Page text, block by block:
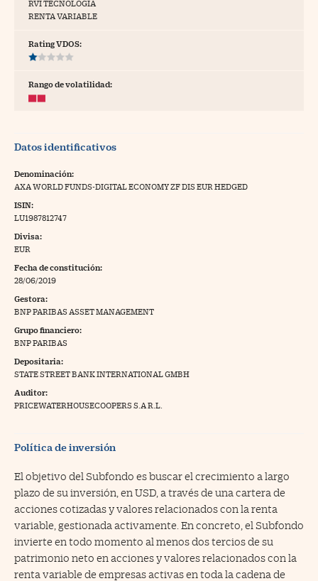
Pyme
Trading
a Cinco Días
RVI TECNOLOGÍA
RENTA VARIABLE
Rating VDOS:
Rango de volatilidad:
Datos identificativos
Denominación:
AXA WORLD FUNDS-DIGITAL ECONOMY ZF DIS EUR HEDGED
ISIN:
LU1987812747
Divisa:
EUR
Fecha de constitución:
28/06/2019
Gestora:
BNP PARIBAS ASSET MANAGEMENT
Grupo financiero:
BNP PARIBAS
Depositaria:
STATE STREET BANK INTERNATIONAL GMBH
Auditor:
PRICEWATERHOUSECOOPERS S.A R.L.
Política de inversión
El objetivo del Subfondo es buscar el crecimiento a largo
plazo de su inversión, en USD, a través de una cartera de
acciones cotizadas y valores relacionados con la renta
variable, gestionada activamente. En concreto, el Subfondo
invierte en todo momento al menos dos tercios de su
patrimonio neto en acciones y valores relacionados con la
renta variable de empresas activas en toda la cadena de